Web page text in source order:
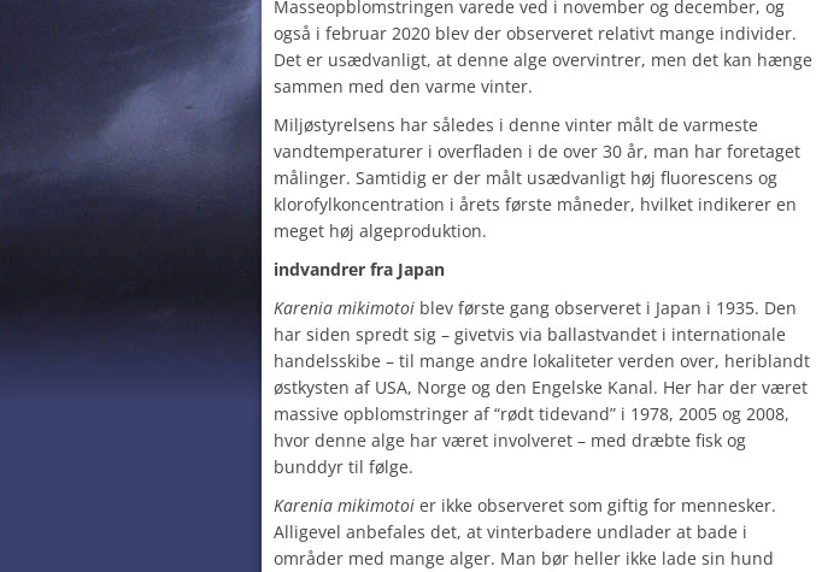
Masseopblomstringen varede ved i november og december, og
også i februar 2020 blev der observeret relativt mange individer.
Det er usædvanligt, at denne alge overvintrer, men det kan hænge
sammen med den varme vinter.
Miljøstyrelsens har således i denne vinter målt de varmeste
vandtemperaturer i overfladen i de over 30 år, man har foretaget
målinger. Samtidig er der målt usædvanligt høj fluorescens og
klorofylkoncentration i årets første måneder, hvilket indikerer en
meget høj algeproduktion.
indvandrer fra Japan
Karenia mikimotoi blev første gang observeret i Japan i 1935. Den
har siden spredt sig – givetvis via ballastvandet i internationale
handelsskibe – til mange andre lokaliteter verden over, heriblandt
østkysten af USA, Norge og den Engelske Kanal. Her har der været
massive opblomstringer af “rødt tidevand” i 1978, 2005 og 2008,
hvor denne alge har været involveret – med dræbte fisk og
bunddyr til følge.
Karenia mikimotoi er ikke observeret som giftig for mennesker.
Alligevel anbefales det, at vinterbadere undlader at bade i
områder med mange alger. Man bør heller ikke lade sin hund